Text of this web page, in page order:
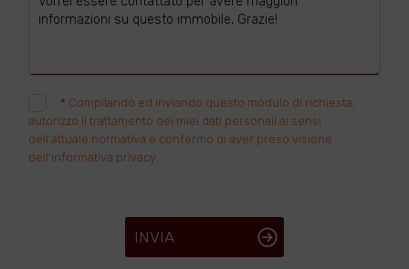
* Compilando ed inviando questo modulo di richiesta,
autorizzo il trattamento dei miei dati personali ai sensi
dell'attuale normativa e confermo di aver preso visione
dell'informativa privacy.
INVIA